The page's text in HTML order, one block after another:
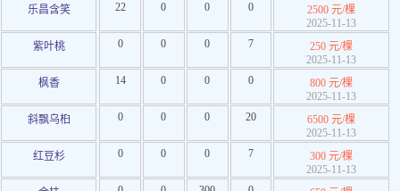
乐昌含笑
22 0 0 0
2500 元/棵
2025-11-13
紫叶桃
0 0 0 7
250 元/棵
2025-11-13
枫香
14 0 0 0
800 元/棵
2025-11-13
斜飘乌桕
0 0 0 20
6500 元/棵
2025-11-13
红豆杉
0 0 0 7
300 元/棵
2025-11-13